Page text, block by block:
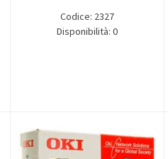
Codice: 2327
Disponibilità: 0